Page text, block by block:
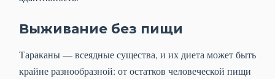
Выживание без пищи
Тараканы — всеядные существа, и их диета может быть
крайне разнообразной: от остатков человеческой пищи